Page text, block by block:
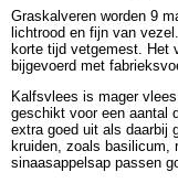
Graskalveren worden 9
lichtrood en fijn van
korte tijd vetgemest. Het
bijgevoerd met
Kalfsvlees is mager
geschikt voor een aantal
extra goed uit als daarbij
kruiden, zoals basilicum,
sinaasappelsap passen